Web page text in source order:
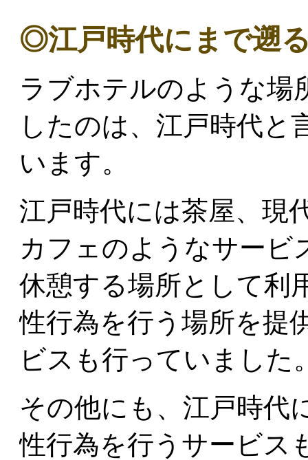
◎江戸時代にまで遡
ラブホテルのような場
したのは、江戸時代と
います。
江戸時代には茶屋、現
カフェのようなサービ
休憩する場所として利
性行為を行う場所を提
ビスも行っていました
その他にも、江戸時代
性行為を行うサービス